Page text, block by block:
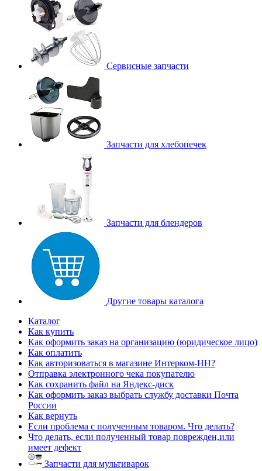
Сервисные запчасти
Запчасти для хлебопечек
Запчасти для блендеров
Другие товары каталога
Каталог
Как купить
Как оформить заказ на организацию (юридическое лицо)
Как оплатить
Как авторизоваться в магазине Интерком-НН?
Отправка электронного чека покупателю
Как сохранить файл на Яндекс-диск
Как оформить заказ выбрать службу доставки Почта
России
Как вернуть
Если проблема с полученным товаром. Что делать?
Что делать, если полученный товар поврежден,или
имеет дефект
Запчасти для мультиварок